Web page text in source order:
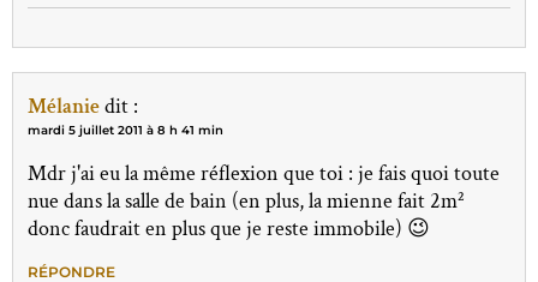
Mélaniedit :
mardi 5 juillet 2011 à 8 h 41 min
Mdr j'ai eu la même réflexion que toi : je fais quoi toute
nue dans la salle de bain (en plus, la mienne fait 2m²
donc faudrait en plus que je reste immobile) 😉
RÉPONDRE